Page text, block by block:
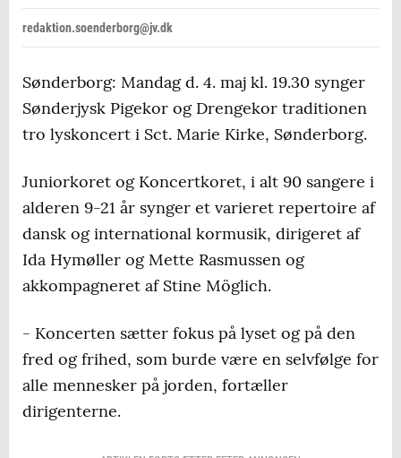
redaktion.soenderborg@jv.dk
Sønderborg: Mandag d. 4. maj kl. 19.30 synger
Sønderjysk Pigekor og Drengekor traditionen
tro lyskoncert i Sct. Marie Kirke, Sønderborg.
Juniorkoret og Koncertkoret, i alt 90 sangere i
alderen 9-21 år synger et varieret repertoire af
dansk og international kormusik, dirigeret af
Ida Hymøller og Mette Rasmussen og
akkompagneret af Stine Möglich.
- Koncerten sætter fokus på lyset og på den
fred og frihed, som burde være en selvfølge for
alle mennesker på jorden, fortæller
dirigenterne.